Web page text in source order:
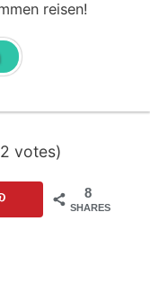
reisen!
votes)
8
SHARES